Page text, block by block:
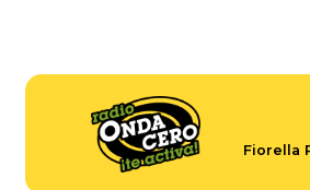
Fiorella